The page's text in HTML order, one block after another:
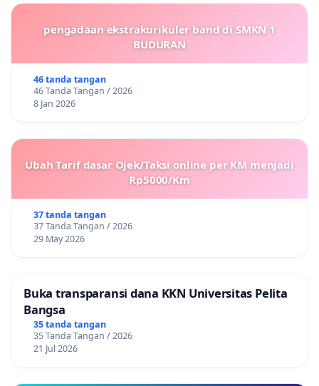
pengadaan ekstrakurikuler band di SMKN 1
BUDURAN
46 tanda tangan
46 Tanda Tangan / 2026
8 Jan 2026
Ubah Tarif dasar Ojek/Taksi online per KM menjadi
Rp5000/Km
37 tanda tangan
37 Tanda Tangan / 2026
29 May 2026
Buka transparansi dana KKN Universitas Pelita
Bangsa
35 tanda tangan
35 Tanda Tangan / 2026
21 Jul 2026